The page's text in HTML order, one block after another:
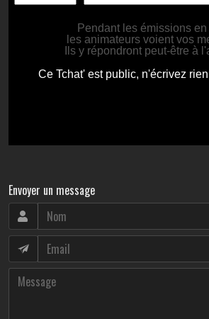
Envoyer un message